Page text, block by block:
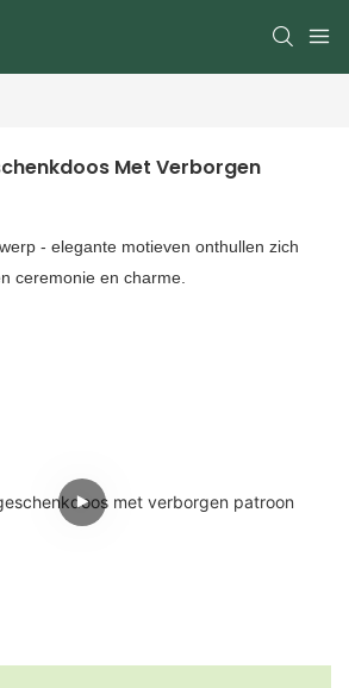
Met Verborgen
- elegante motieven onthullen zich
ceremonie en charme.